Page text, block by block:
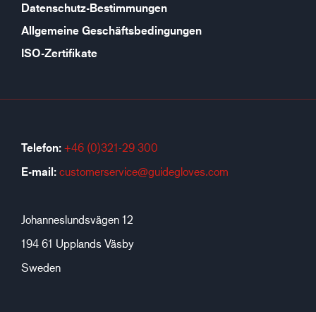
Datenschutz-Bestimmungen
Allgemeine Geschäftsbedingungen
ISO-Zertifikate
Telefon: +46 (0)321-29 300
E-mail: customerservice@guidegloves.com
Johanneslundsvägen 12
194 61 Upplands Väsby
Sweden